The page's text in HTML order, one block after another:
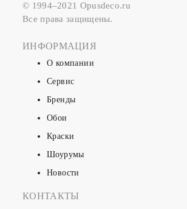
© 1994–2021 Opusdeco.ru
Все права защищены.
ИНФОРМАЦИЯ
О компании
Сервис
Бренды
Обои
Краски
Шоурумы
Новости
КОНТАКТЫ